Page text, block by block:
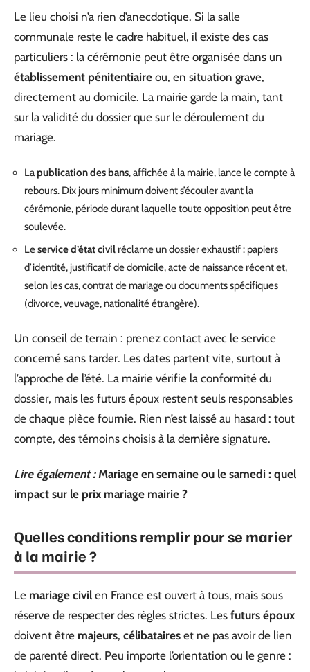
Le lieu choisi n’a rien d’anecdotique. Si la salle
communale reste le cadre habituel, il existe des cas
particuliers : la cérémonie peut être organisée dans un
établissement pénitentiaire ou, en situation grave,
directement au domicile. La mairie garde la main, tant
sur la validité du dossier que sur le déroulement du
mariage.
Lapublication des bans, affichée à la mairie, lance le compte à
rebours. Dix jours minimum doivent s’écouler avant la
cérémonie, période durant laquelle toute opposition peut être
soulevée.
Leservice d’état civil réclame un dossier exhaustif : papiers
d’identité, justificatif de domicile, acte de naissance récent et,
selon les cas, contrat de mariage ou documents spécifiques
(divorce, veuvage, nationalité étrangère).
Un conseil de terrain : prenez contact avec le service
concerné sans tarder. Les dates partent vite, surtout à
l’approche de l’été. La mairie vérifie la conformité du
dossier, mais les futurs époux restent seuls responsables
de chaque pièce fournie. Rien n’est laissé au hasard : tout
compte, des témoins choisis à la dernière signature.
Lire également : Mariage en semaine ou le samedi : quel
impact sur le prix mariage mairie ?
Quelles conditions remplir pour se marier
à la mairie ?
Le mariage civil en France est ouvert à tous, mais sous
réserve de respecter des règles strictes. Les futurs époux
doivent être majeurs, célibataires et ne pas avoir de lien
de parenté direct. Peu importe l’orientation ou le genre :